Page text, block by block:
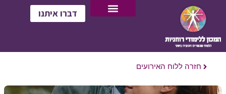
דברו איתנו
חזרה ללוח האירועים